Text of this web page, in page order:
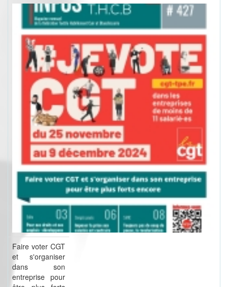
Faire voter CGT
et s'organiser
dans son
entreprise pour